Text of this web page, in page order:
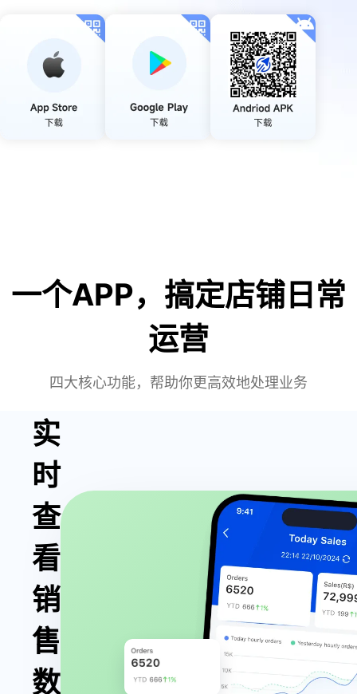
一个APP，搞定店铺日常
运营
四大核心功能，帮助你更高效地处理业务
实
时
查
看
销
售
数